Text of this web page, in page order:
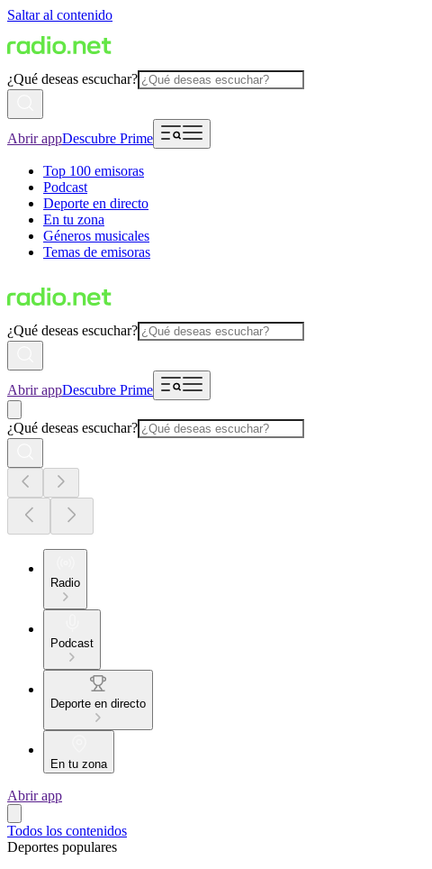
Saltar al contenido
¿Qué deseas escuchar?
Abrir appDescubre Prime
Top 100 emisoras
Podcast
Deporte en directo
En tu zona
Géneros musicales
Temas de emisoras
¿Qué deseas escuchar?
Abrir appDescubre Prime
¿Qué deseas escuchar?
Radio
Podcast
Deporte en directo
En tu zona
Abrir app
Todos los contenidos
Deportes populares